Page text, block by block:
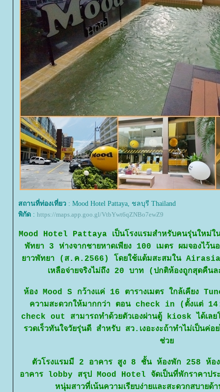
สถานที่ท่องเที่ยว : Mood Hotel Pattaya, ชลบุรี Thailand
พิกัด : https://maps.app.goo.gl/VtbYwt6qZNBo7ewZ9
Mood Hotel Pattaya เป็นโรงแรมสำหรับคนรุ่นใหม่ใ
พัทยา 3 ห่างจากชายหาดเพียง 100 เมตร ผมจองไ
าวพัทยา (ส.ค.2566) โดยใช้แต้มสะสมใน Airasia
เหลือจ่ายจริงไม่ถึง 20 บาท (ปกติห้องถูกสุดคื
ห้อง Mood S กว้างแค่ 16 ตารางเมตร ใกล้เคียง
ความสะดวกให้มากกว่า ตอน check in (ตั้งแต่
check out สามารถทำด้วยตัวเองผ่านตู้ kiosk ได้เล
รวดเร็วทันใจวัยรุ่นดี สำหรับ สว.เงอะงะถ้าทำไม่เป็น
ช่ว
ตัวโรงแรมมี 2 อาคาร สูง 8 ชั้น ห้องพัก 258 ห้อ
อาคาร lobby สรุป Mood Hotel จัดเป็นที่พักราคาปร
หนุ่มสาวที่เน้นความเรียบง่ายและสะดวกสบายด้